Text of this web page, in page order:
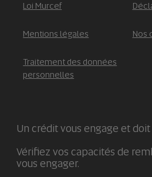
Loi Murcef
Mentions légales Nos
Traitement des données
personnelles
Un crédit vous engage et
Vérifiez vos capacités de
vous engager.